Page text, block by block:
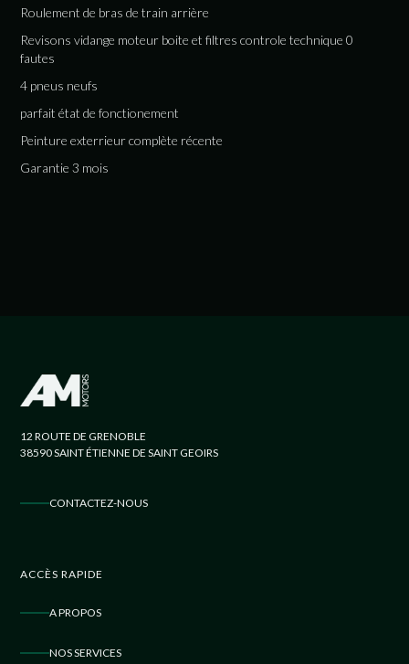
Roulement de bras de train arrière
Revisons vidange moteur boite et filtres controle technique 0
fautes
4 pneus neufs
parfait état de fonctionement
Peinture exterrieur complète récente
Garantie 3 mois
12 ROUTE DE GRENOBLE
38590 SAINT ÉTIENNE DE SAINT GEOIRS
CONTACTEZ-NOUS
ACCÈS RAPIDE
A PROPOS
NOS SERVICES